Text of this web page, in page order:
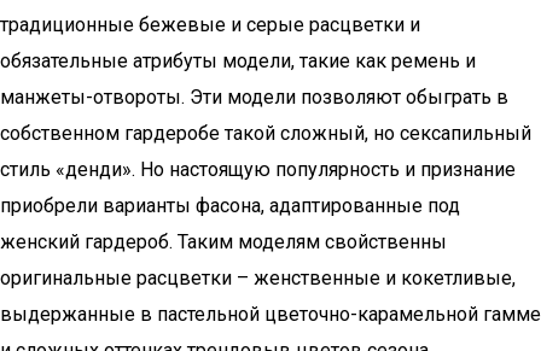
традиционные бежевые и серые расцветки и
обязательные атрибуты модели, такие как ремень и
манжеты-отвороты. Эти модели позволяют обыграть в
собственном гардеробе такой сложный, но сексапильный
стиль «денди». Но настоящую популярность и признание
приобрели варианты фасона, адаптированные под
женский гардероб. Таким моделям свойственны
оригинальные расцветки – женственные и кокетливые,
выдержанные в пастельной цветочно-карамельной гамме